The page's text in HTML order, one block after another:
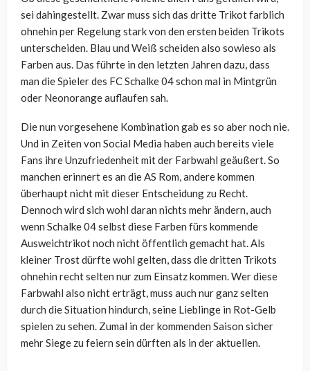
sei dahingestellt. Zwar muss sich das dritte Trikot farblich
ohnehin per Regelung stark von den ersten beiden Trikots
unterscheiden. Blau und Weiß scheiden also sowieso als
Farben aus. Das führte in den letzten Jahren dazu, dass
man die Spieler des FC Schalke 04 schon mal in Mintgrün
oder Neonorange auflaufen sah.
Die nun vorgesehene Kombination gab es so aber noch nie.
Und in Zeiten von Social Media haben auch bereits viele
Fans ihre Unzufriedenheit mit der Farbwahl geäußert. So
manchen erinnert es an die AS Rom, andere kommen
überhaupt nicht mit dieser Entscheidung zu Recht.
Dennoch wird sich wohl daran nichts mehr ändern, auch
wenn Schalke 04 selbst diese Farben fürs kommende
Ausweichtrikot noch nicht öffentlich gemacht hat. Als
kleiner Trost dürfte wohl gelten, dass die dritten Trikots
ohnehin recht selten nur zum Einsatz kommen. Wer diese
Farbwahl also nicht erträgt, muss auch nur ganz selten
durch die Situation hindurch, seine Lieblinge in Rot-Gelb
spielen zu sehen. Zumal in der kommenden Saison sicher
mehr Siege zu feiern sein dürften als in der aktuellen.